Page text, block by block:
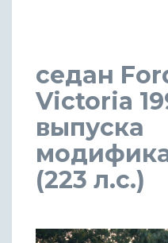
седан
Victoria
выпуска
(223 л.с.)